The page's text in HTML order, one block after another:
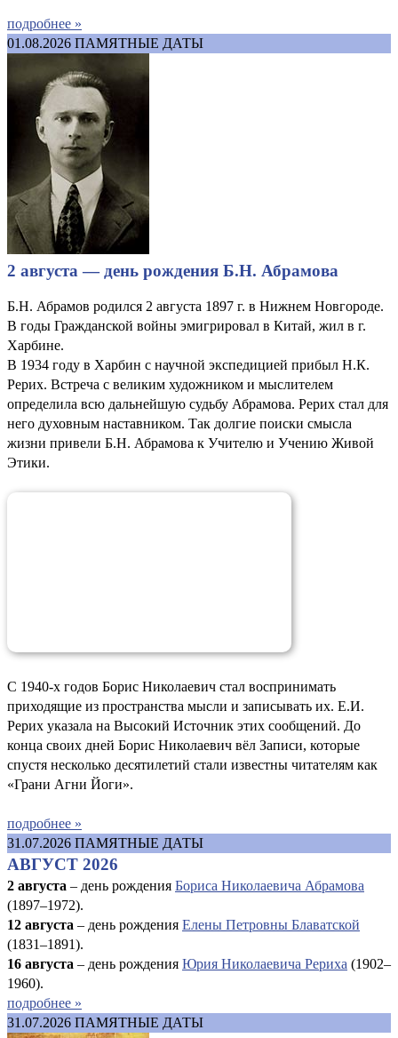
подробнее »
01.08.2026 ПАМЯТНЫЕ ДАТЫ
2 августа — день рождения Б.Н. Абрамова
Б.Н. Абрамов родился 2 августа 1897 г. в Нижнем Новгороде.
В годы Гражданской войны эмигрировал в Китай, жил в г.
Харбине.
В 1934 году в Харбин с научной экспедицией прибыл Н.К.
Рерих. Встреча с великим художником и мыслителем
определила всю дальнейшую судьбу Абрамова. Рерих стал для
него духовным наставником. Так долгие поиски смысла
жизни привели Б.Н. Абрамова к Учителю и Учению Живой
Этики.
С 1940-х годов Борис Николаевич стал воспринимать
приходящие из пространства мысли и записывать их. Е.И.
Рерих указала на Высокий Источник этих сообщений. До
конца своих дней Борис Николаевич вёл Записи, которые
спустя несколько десятилетий стали известны читателям как
«Грани Агни Йоги».
подробнее »
31.07.2026 ПАМЯТНЫЕ ДАТЫ
АВГУСТ 2026
2 августа – день рождения Бориса Николаевича Абрамова
(1897–1972).
12 августа – день рождения Елены Петровны Блаватской
(1831–1891).
16 августа – день рождения Юрия Николаевича Рериха (1902–
1960).
подробнее »
31.07.2026 ПАМЯТНЫЕ ДАТЫ